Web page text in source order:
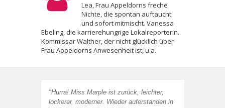
Lea, Frau Appeldorns freche
Nichte, die spontan auftaucht
und sofort mitmischt. Vanessa
Ebeling, die karrierehungrige Lokalreporterin.
Kommissar Walther, der nicht glücklich über
Frau Appeldorns Anwesenheit ist, u.a.
"Hurra! Miss Marple ist zurück, leichter,
lockerer, moderner. Wieder auferstanden in